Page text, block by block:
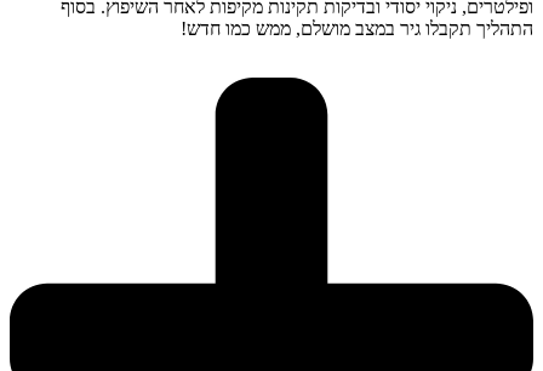
ופילטרים, ניקוי יסודי ובדיקות תקינות מקיפות לאחר השיפוץ. בסוף
התהליך תקבלו גיר במצב מושלם, ממש כמו חדש!